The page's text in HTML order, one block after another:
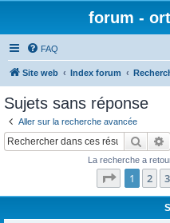
forum -
FAQ
Site web Index forum
Sujets sans réponse
Aller sur la recherche avancée
La recherche a
Page 1sur
1 2 3